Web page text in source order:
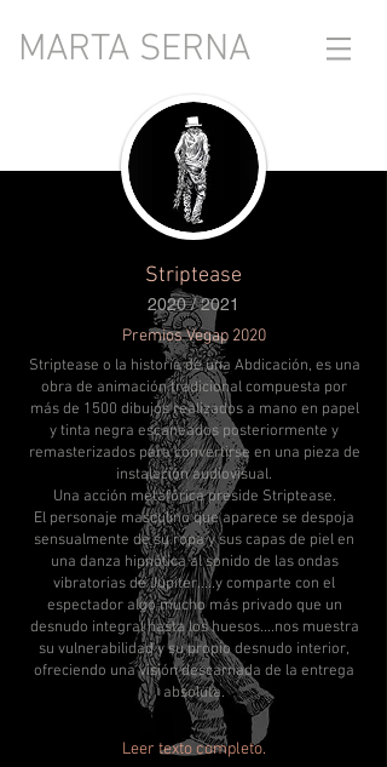
MARTA SERNA
Striptease
2020 / 2021
Premios Vegap 2020
Striptease o la historia de una Abdicación, es una
obra de animación tradicional compuesta por
más de 1500 dibujos realizados a mano en papel
y tinta negra escaneados posteriormente y
remasterizados para convertirse en una pieza de
instalación audiovisual.
Una acción metafórica preside Striptease.
El personaje masculino que aparece se despoja
sensualmente de su ropa y sus capas de piel en
una danza hipnótica al sonido de las ondas
vibratorias de Júpiter.....y comparte con el
espectador algo mucho más privado que un
desnudo integral hasta los huesos....nos muestra
su vulnerabilidad y su propio desnudo interior,
ofreciendo una visión descarnada de la entrega
absoluta.
Leer texto completo.